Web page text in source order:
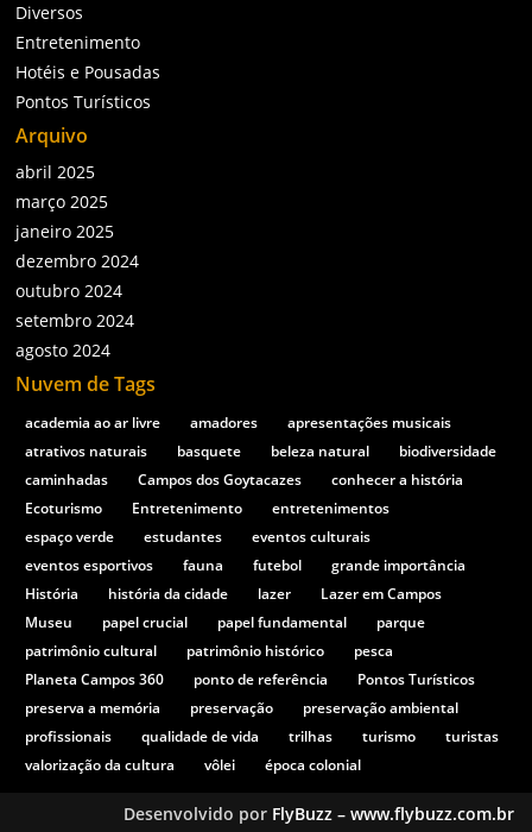
Diversos
Entretenimento
Hotéis e Pousadas
Pontos Turísticos
Arquivo
abril 2025
março 2025
janeiro 2025
dezembro 2024
outubro 2024
setembro 2024
agosto 2024
Nuvem de Tags
academia ao ar livre amadores
apresentações musicais
atrativos naturais
basquete beleza natural
biodiversidade
caminhadas
Campos dos Goytacazes
conhecer a história
Ecoturismo
Entretenimento
entretenimentos
espaço verde
estudantes
eventos culturais
eventos esportivos
fauna futebol
grande importância
História
história da cidade lazer
Lazer em Campos
Museu
papel crucial papel fundamental
parque
patrimônio cultural
patrimônio histórico
pesca
Planeta Campos 360
ponto de referência
Pontos Turísticos
preserva a memória
preservação
preservação ambiental
profissionais
qualidade de vida trilhas turismo
turistas
valorização da cultura
vôlei época colonial
Desenvolvido por FlyBuzz – www.flybuzz.com.br